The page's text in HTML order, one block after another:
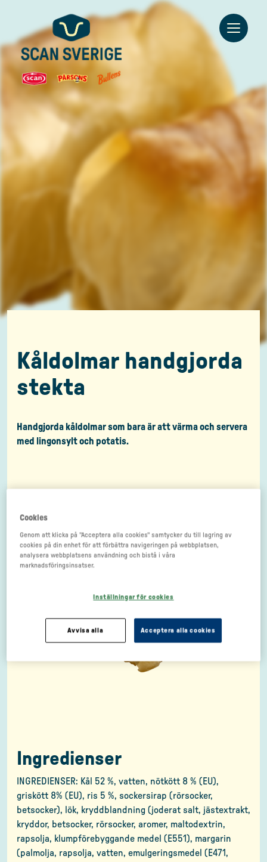
Go to main content
Kåldolmar handgjorda
stekta
Handgjorda kåldolmar som bara är att värma och servera
med lingonsylt och potatis.
Ingredienser
INGREDIENSER: Kål 52 %, vatten, nötkött 8 % (EU),
griskött 8% (EU), ris 5 %, sockersirap (rörsocker,
betsocker), lök, kryddblandning (joderat salt, jästextrakt,
kryddor, betsocker, rörsocker, aromer, maltodextrin,
rapsolja, klumpförebyggande medel (E551), margarin
(palmolja, rapsolja, vatten, emulgeringsmedel (E471,
Cookies
Genom att klicka på "Acceptera alla cookies" samtycker du till lagring av
cookies på din enhet för att förbättra navigeringen på webbplatsen,
analysera webbplatsens användning och bistå i våra
marknadsföringsinsatser.
Inställningar för cookies
Avvisa alla Acceptera alla cookies